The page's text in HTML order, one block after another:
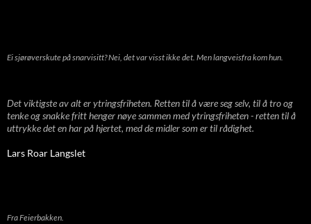
Ei sjørøverskute på snarvisitt? Nei, det var visst ikke det. Men langveisfra kom hun.
Det viktigste av alt er ytringsfriheten. Retten til å være seg selv, til å tro og
tenke og snakke fritt henger nøye sammen med ytringsfriheten - retten til å
uttrykke det en har på hjertet, med de midler som er til rådighet.
Lars Roar Langslet
Fra Feierbakken.